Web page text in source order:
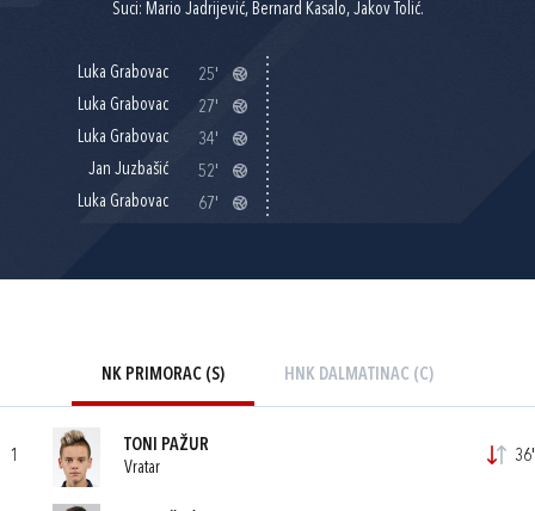
Suci: Mario Jadrijević, Bernard Kasalo, Jakov Tolić.
Luka Grabovac
25'
Luka Grabovac
27'
Luka Grabovac
34'
Jan Juzbašić
52'
Luka Grabovac
67'
NK PRIMORAC (S) HNK DALMATINAC (C)
1
TONI PAŽUR
Vratar
36'